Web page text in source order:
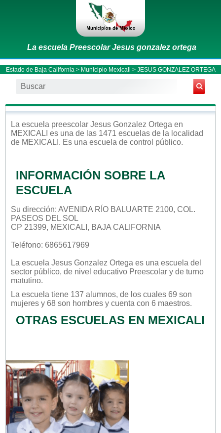
La escuela Preescolar Jesus gonzalez ortega
Estado de Baja California > Municipio Mexicali > JESUS GONZALEZ ORTEGA
La escuela preescolar Jesus Gonzalez Ortega en
MEXICALI es una de las 1471 escuelas de la localidad
de MEXICALI . Es una escuela de control público.
INFORMACIÓN SOBRE LA
ESCUELA
Su dirección: AVENIDA RÍO BALUARTE 2100, COL.
PASEOS DEL SOL
CP 21399, MEXICALI, BAJA CALIFORNIA
Teléfono: 6865617969
La escuela Jesus Gonzalez Ortega es una escuela del
sector público, de nivel educativo Preescolar y de turno
matutino.
La escuela tiene 137 alumnos, de los cuales 69 son
mujeres y 68 son hombres y cuenta con 6 maestros.
OTRAS ESCUELAS EN MEXICALI